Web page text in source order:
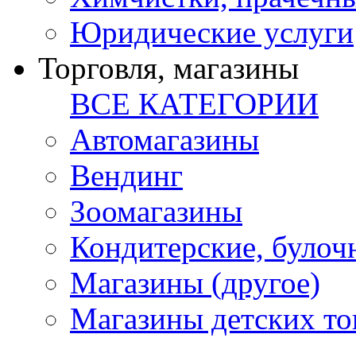
Юридические услуги
Торговля, магазины
ВСЕ КАТЕГОРИИ
Автомагазины
Вендинг
Зоомагазины
Кондитерские,
Магазины (другое)
Магазины детских